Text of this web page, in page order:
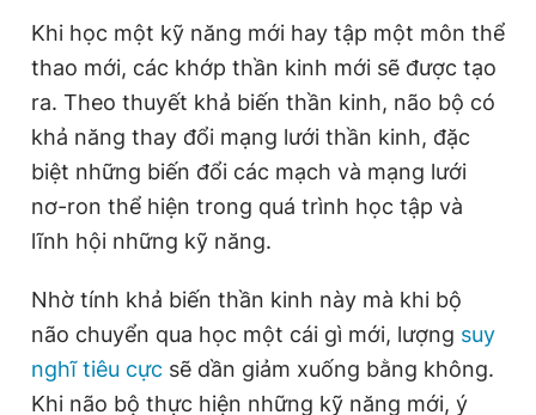
Khi học một kỹ năng mới hay tập một môn thể
thao mới, các khớp thần kinh mới sẽ được tạo
ra. Theo thuyết khả biến thần kinh, não bộ có
khả năng thay đổi mạng lưới thần kinh, đặc
biệt những biến đổi các mạch và mạng lưới
nơ-ron thể hiện trong quá trình học tập và
lĩnh hội những kỹ năng.
Nhờ tính khả biến thần kinh này mà khi bộ
não chuyển qua học một cái gì mới, lượng suy
nghĩ tiêu cực sẽ dần giảm xuống bằng không.
Khi não bộ thực hiện những kỹ năng mới, ý